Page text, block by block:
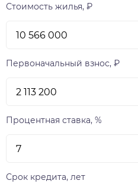
Стоимость жилья, ₽
Первоначальный взнос, ₽
Процентная ставка, %
Срок кредита, лет